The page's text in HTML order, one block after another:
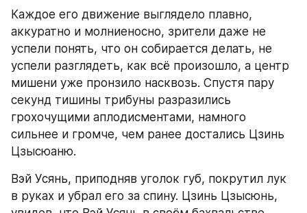
Каждое его движение выглядело плавно,
аккуратно и молниеносно, зрители даже не
успели понять, что он собирается делать, не
успели разглядеть, как всё произошло, а центр
мишени уже пронзило насквозь. Спустя пару
секунд тишины трибуны разразились
грохочущими аплодисментами, намного
сильнее и громче, чем ранее достались Цзинь
Цзысюаню.
Вэй Усянь, приподняв уголок губ, покрутил лук
в руках и убрал его за спину. Цзинь Цзысюнь,